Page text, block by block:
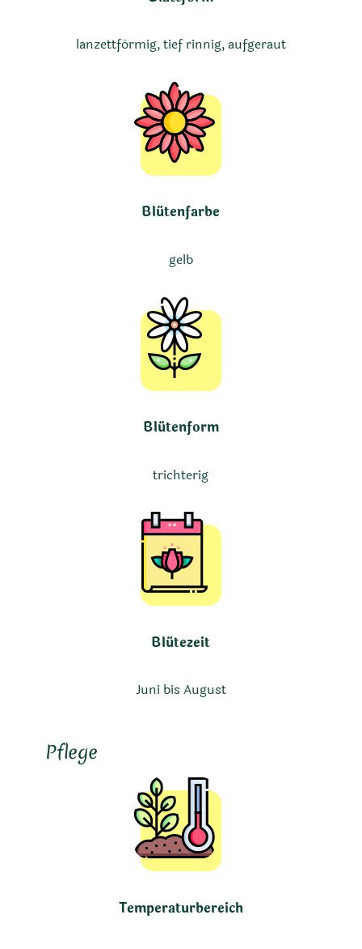
lanzettförmig, tief rinnig, aufgeraut
Blütenfarbe
gelb
Blütenform
trichterig
Blütezeit
Juni bis August
Pflege
Temperaturbereich